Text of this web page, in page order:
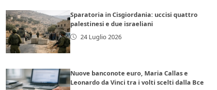
Sparatoria in Cisgiordania: uccisi quattro
palestinesi e due israeliani
24 Luglio 2026
Nuove banconote euro, Maria Callas e
Leonardo da Vinci tra i volti scelti dalla Bce